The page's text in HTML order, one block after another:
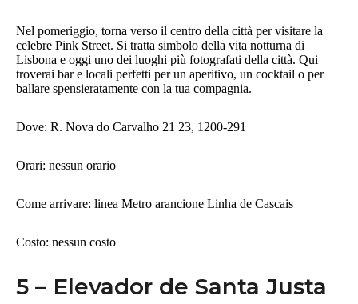
Nel pomeriggio, torna verso il centro della città per visitare la
celebre Pink Street. Si tratta simbolo della vita notturna di
Lisbona e oggi uno dei luoghi più fotografati della città. Qui
troverai bar e locali perfetti per un aperitivo, un cocktail o per
ballare spensieratamente con la tua compagnia.
Dove: R. Nova do Carvalho 21 23, 1200-291
Orari: nessun orario
Come arrivare: linea Metro arancione Linha de Cascais
Costo: nessun costo
5 – Elevador de Santa Justa